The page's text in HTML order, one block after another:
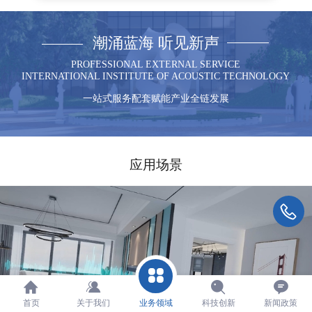
潮涌蓝海 听见新声
PROFESSIONAL EXTERNAL SERVICE
INTERNATIONAL INSTITUTE OF ACOUSTIC TECHNOLOGY
一站式服务配套赋能产业全链发展
应用场景
首页 关于我们 业务领域 科技创新 新闻政策